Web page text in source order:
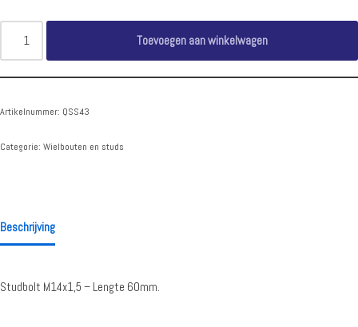
Toevoegen aan winkelwagen
Artikelnummer: QSS43
Categorie: Wielbouten en studs
Beschrijving
Studbolt M14x1,5 – Lengte 60mm.